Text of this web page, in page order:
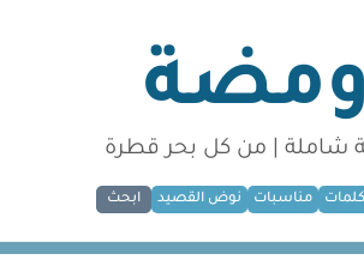
ومضة
شاملة | من كل بحر قطرة
مناسبات نوض القصيد ابحث